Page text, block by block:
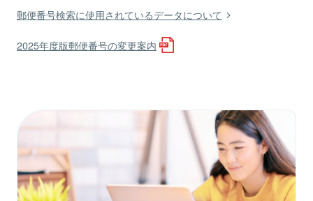
郵便番号検索に使用されているデータについて
2025年度版郵便番号の変更案内